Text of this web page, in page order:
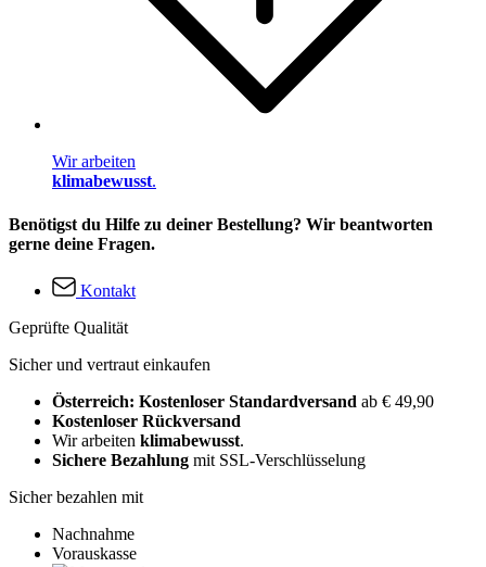
Wir arbeiten
klimabewusst.
Benötigst du Hilfe zu deiner Bestellung? Wir beantworten
gerne deine Fragen.
Kontakt
Geprüfte Qualität
Sicher und vertraut einkaufen
Österreich: Kostenloser Standardversand ab € 49,90
Kostenloser Rückversand
Wir arbeiten klimabewusst.
Sichere Bezahlung mit SSL-Verschlüsselung
Sicher bezahlen mit
Nachnahme
Vorauskasse